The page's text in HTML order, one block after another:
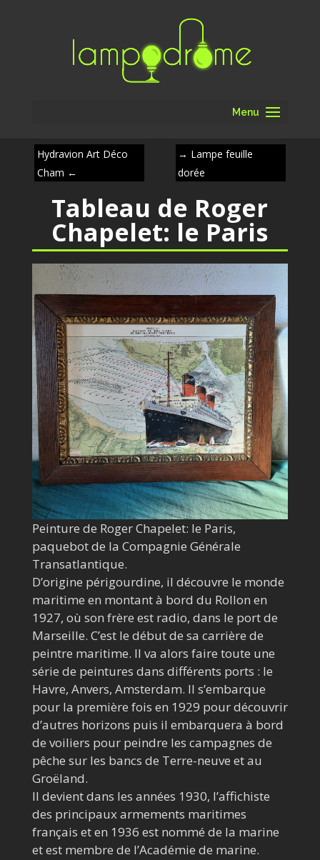
Menu
Hydravion Art Déco
Cham ←
→ Lampe feuille
dorée
Tableau de Roger
Chapelet: le Paris
Peinture de Roger Chapelet: le Paris,
paquebot de la Compagnie Générale
Transatlantique.
D’origine périgourdine, il découvre le monde
maritime en montant à bord du Rollon en
1927, où son frère est radio, dans le port de
Marseille. C’est le début de sa carrière de
peintre maritime. Il va alors faire toute une
série de peintures dans différents ports : le
Havre, Anvers, Amsterdam. Il s’embarque
pour la première fois en 1929 pour découvrir
d’autres horizons puis il embarquera à bord
de voiliers pour peindre les campagnes de
pêche sur les bancs de Terre-neuve et au
Groëland.
Il devient dans les années 1930, l’affichiste
des principaux armements maritimes
français et en 1936 est nommé de la marine
et est membre de l’Académie de marine.